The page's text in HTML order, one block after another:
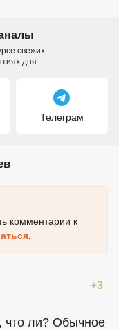
свежих
дня.
Телеграм
комментарии к
+3
что ли? Обычное